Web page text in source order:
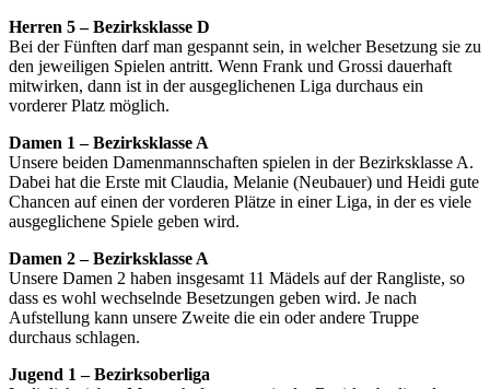
Herren 5 – Bezirksklasse D
Bei der Fünften darf man gespannt sein, in welcher Besetzung sie zu
den jeweiligen Spielen antritt. Wenn Frank und Grossi dauerhaft
mitwirken, dann ist in der ausgeglichenen Liga durchaus ein
vorderer Platz möglich.
Damen 1 – Bezirksklasse A
Unsere beiden Damenmannschaften spielen in der Bezirksklasse A.
Dabei hat die Erste mit Claudia, Melanie (Neubauer) und Heidi gute
Chancen auf einen der vorderen Plätze in einer Liga, in der es viele
ausgeglichene Spiele geben wird.
Damen 2 – Bezirksklasse A
Unsere Damen 2 haben insgesamt 11 Mädels auf der Rangliste, so
dass es wohl wechselnde Besetzungen geben wird. Je nach
Aufstellung kann unsere Zweite die ein oder andere Truppe
durchaus schlagen.
Jugend 1 – Bezirksoberliga